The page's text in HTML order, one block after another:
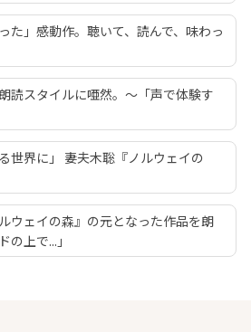
た」感動作。聴いて、読んで、味わっ
読スタイルに唖然。～「声で体験す
世界に」 妻夫木聡『ノルウェイの
ウェイの森』の元となった作品を朗
上で...」